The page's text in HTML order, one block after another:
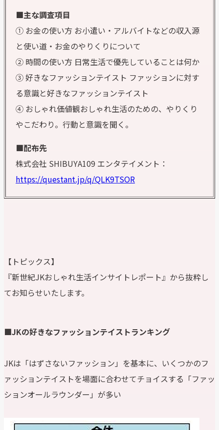
■主な調査項目
① お金の使い方 お小遣い・アルバイトなどの収入源
と使い道・お金のやりくりについて
② 時間の使い方 日常生活で優先していることは何か
③ 好きなファッションテイスト ファッションに対す
る意識と好きなファッションテイスト
④ おしゃれ価値観おしゃれ生活のための、やりくり
やこだわり。行動と意識を聞く。
■配布先
株式会社 SHIBUYA109 エンタテイメント：
https://questant.jp/q/QLK9TSOR
【トピックス】
『新世紀JKおしゃれ生活インサイトレポート』から抜粋し
てお知らせいたします。
■JKの好きなファッションテイストランキング
JKは「はずさないファッション」を基本に、いくつかのフ
ァッションテイストを場面に合わせてチョイスする「ファッ
ションオールラウンダー」が多い